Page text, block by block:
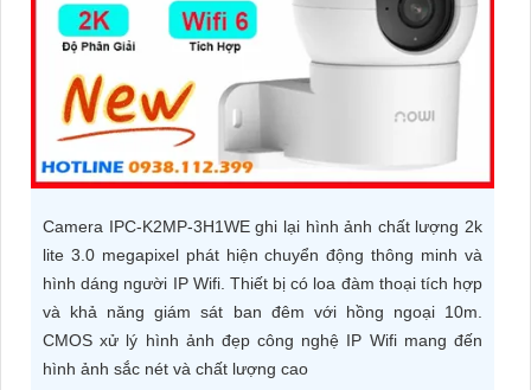
PHỤ
KIỆN
CAMERA
TƯ
DỊCH
VỤ
Camera IPC-K2MP-3H1WE ghi lại hình ảnh chất lượng 2k
lite 3.0 megapixel phát hiện chuyển động thông minh và
hình dáng người IP Wifi. Thiết bị có loa đàm thoại tích hợp
và khả năng giám sát ban đêm với hồng ngoại 10m.
CMOS xử lý hình ảnh đẹp công nghệ IP Wifi mang đến
hình ảnh sắc nét và chất lượng cao